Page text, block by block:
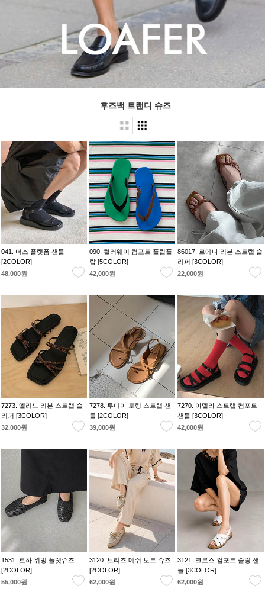
후즈백 트랜디 슈즈
041. 너스 플랫폼 샌들
[2COLOR]
48,000원
090. 컬러웨이 컴포트 플립플
랍 [5COLOR]
42,000원
86017. 르에나 리본 스트랩 슬
리퍼 [3COLOR]
22,000원
7273. 엘리노 리본 스트랩 슬
리퍼 [3COLOR]
32,000원
7278. 루미아 토링 스트랩 샌
들 [2COLOR]
39,000원
7270. 아델라 스트랩 컴포트
샌들 [3COLOR]
42,000원
1531. 로하 위빙 플랫슈즈
[2COLOR]
55,000원
3120. 브리즈 메쉬 보트 슈즈
[2COLOR]
62,000원
3121. 크로스 컴포트 슬링 샌
들 [3COLOR]
62,000원